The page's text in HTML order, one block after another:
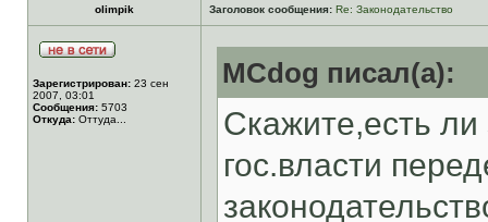
olimpik Заголовок сообщения: Re: Законодательство
Зарегистрирован: 23 сен
2007, 03:01
Сообщения: 5703
Откуда: Оттуда...
MCdog писал(а):
Скажите,есть
гос.власти